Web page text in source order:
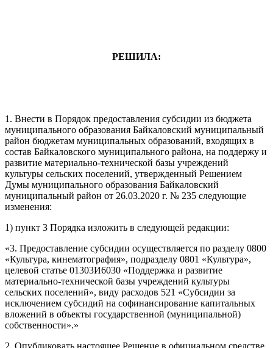
РЕШИЛА:
1. Внести в Порядок предоставления субсидии из бюджета
муниципального образования Байкаловский муниципальный
район бюджетам муниципальных образований, входящих в
состав Байкаловского муниципального района, на поддержу и
развитие материально-технической базы учреждений
культуры сельских поселений, утвержденный Решением
Думы муниципального образования Байкаловский
муниципальный район от 26.03.2020 г. № 235 следующие
изменения:
1) пункт 3 Порядка изложить в следующей редакции:
«3. Предоставление субсидии осуществляется по разделу 0800
«Культура, кинематография», подразделу 0801 «Культура»,
целевой статье 01303И6030 «Поддержка и развитие
материально-технической базы учреждений культуры
сельских поселений», виду расходов 521 «Субсидии за
исключением субсидий на софинансирование капитальных
вложений в объекты государственной (муниципальной)
собственности».»
2. Опубликовать настоящее Решение в официальном средстве